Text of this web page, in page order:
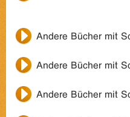
Andere Bücher mit
Andere Bücher mit
Andere Bücher mit